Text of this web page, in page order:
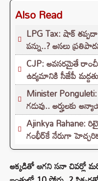
Also Read
LPG Tax: షాక్‌
పన్ను..? అసలు
CJP: అవసరమైతే
ఉద్యమానికి సీజేపీ
Minister
గడువు.. అర్హులకు
Ajinkya Rahane:
గంభీర్‌కే నేరుగా
అక్కడితో ఆగని సనా చివర్లో